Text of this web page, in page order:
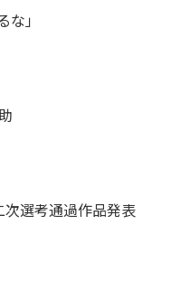
な」
選考通過作品発表